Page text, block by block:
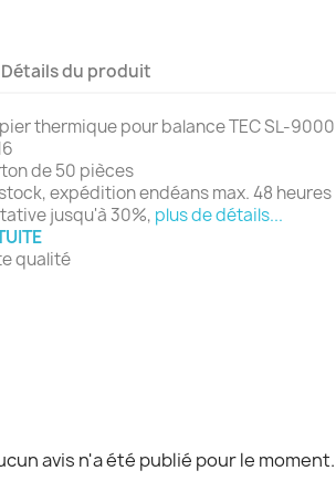
Détails du produit
thermique pour balance TEC SL-9000
de 50 pièces
expédition endéans max. 48 heures
jusqu'à 30%, plus de détails...
qualité
avis n'a été publié pour le moment.